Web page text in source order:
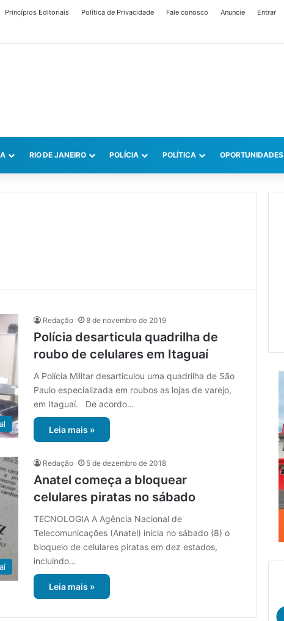
Princípios Editoriais Política de Privacidade Fale conosco Anuncie Entrar
RIO DE JANEIRO POLÍCIA POLÍTICA OPORTUNIDADES
Redação 8 de novembro de 2019
Polícia desarticula quadrilha de
roubo de celulares em Itaguaí
A Polícia Militar desarticulou uma quadrilha de São
Paulo especializada em roubos as lojas de varejo,
em Itaguaí. De acordo…
Leia mais »
Redação 5 de dezembro de 2018
Anatel começa a bloquear
celulares piratas no sábado
TECNOLOGIA A Agência Nacional de
Telecomunicações (Anatel) inicia no sábado (8) o
bloqueio de celulares piratas em dez estados,
incluindo…
Leia mais »